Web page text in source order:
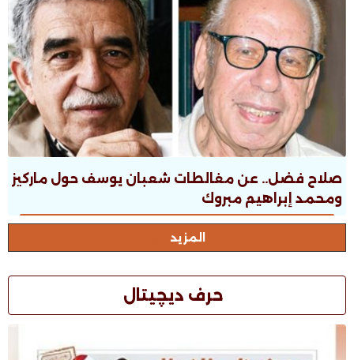
صلاح فضل.. عن مغالطات شعبان يوسف حول ماركيز
ومحمد إبراهيم مبروك
المزيد
حرف ديچيتال